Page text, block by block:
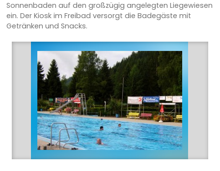
Sonnenbaden auf den großzügig angelegten Liegewiesen
ein. Der Kiosk im Freibad versorgt die Badegäste mit
Getränken und Snacks.